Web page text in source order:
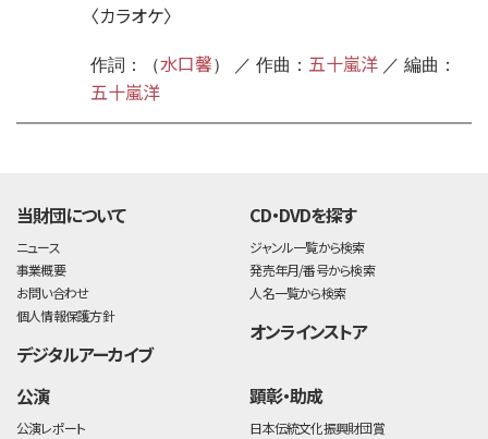
〈カラオケ〉
作詞：（水口馨） ／ 作曲： 五十嵐洋 ／ 編曲：
五十嵐洋
当財団について
ニュース
事業概要
お問い合わせ
個人情報保護方針
デジタルアーカイブ
CD・DVDを探す
ジャンル一覧から検索
発売年月/番号から検索
人名一覧から検索
オンラインストア
公演
公演レポート
顕彰・助成
日本伝統文化振興財団賞